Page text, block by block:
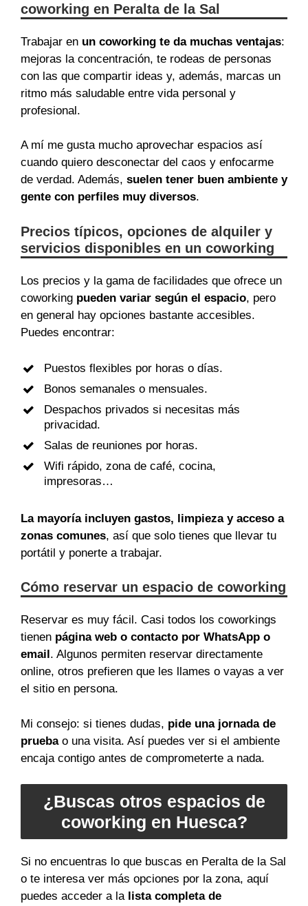
coworking en Peralta de la Sal
Trabajar en un coworking te da muchas ventajas:
mejoras la concentración, te rodeas de personas
con las que compartir ideas y, además, marcas un
ritmo más saludable entre vida personal y
profesional.
A mí me gusta mucho aprovechar espacios así
cuando quiero desconectar del caos y enfocarme
de verdad. Además, suelen tener buen ambiente y
gente con perfiles muy diversos.
Precios típicos, opciones de alquiler y
servicios disponibles en un coworking
Los precios y la gama de facilidades que ofrece un
coworking pueden variar según el espacio, pero
en general hay opciones bastante accesibles.
Puedes encontrar:
Puestos flexibles por horas o días.
Bonos semanales o mensuales.
Despachos privados si necesitas más
privacidad.
Salas de reuniones por horas.
Wifi rápido, zona de café, cocina,
impresoras…
La mayoría incluyen gastos, limpieza y acceso a
zonas comunes, así que solo tienes que llevar tu
portátil y ponerte a trabajar.
Cómo reservar un espacio de coworking
Reservar es muy fácil. Casi todos los coworkings
tienen página web o contacto por WhatsApp o
email . Algunos permiten reservar directamente
online, otros prefieren que les llames o vayas a ver
el sitio en persona.
Mi consejo: si tienes dudas, pide una jornada de
pruebao una visita. Así puedes ver si el ambiente
encaja contigo antes de comprometerte a nada.
¿Buscas otros espacios de
coworking en Huesca?
Si no encuentras lo que buscas en Peralta de la Sal
o te interesa ver más opciones por la zona, aquí
puedes acceder a lalista completa de